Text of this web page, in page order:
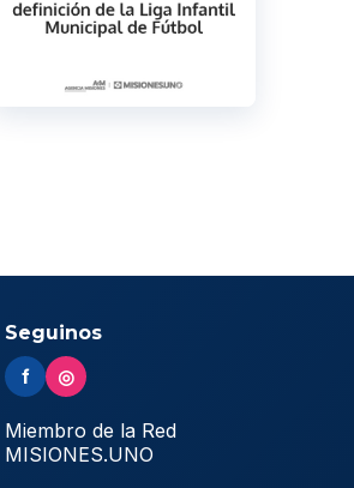
Seguinos
f ◎
Miembro de la Red
MISIONES.UNO